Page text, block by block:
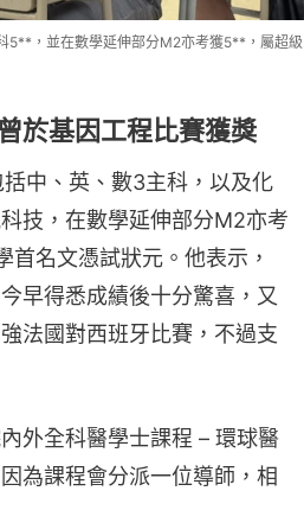
5**，並在數學延伸部分M2亦考獲5**，屬超級
於基因工程比賽獲獎
中、英、數3主科，以及化
技，在數學延伸部分M2亦考
名文憑試狀元。他表示，
早得悉成績後十分驚喜，又
法國對西班牙比賽，不過支
外全科醫學士課程 – 環球醫
為課程會分派一位導師，相